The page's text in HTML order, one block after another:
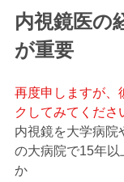
内視鏡医の
が重要
再度申しますが、
クしてみてくださ
内視鏡を大学病院
の大病院で15年以
か